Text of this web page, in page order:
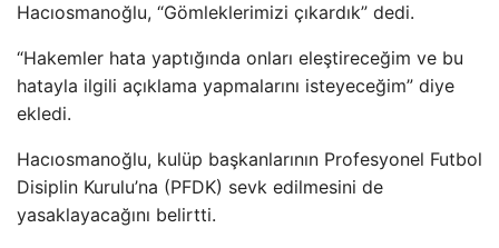
Hacıosmanoğlu, “Gömleklerimizi çıkardık” dedi.
“Hakemler hata yaptığında onları eleştireceğim ve bu
hatayla ilgili açıklama yapmalarını isteyeceğim” diye
ekledi.
Hacıosmanoğlu, kulüp başkanlarının Profesyonel Futbol
Disiplin Kurulu’na (PFDK) sevk edilmesini de
yasaklayacağını belirtti.